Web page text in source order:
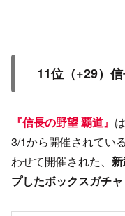
11位（+29）
『信長の野望 覇道』
3/1から開催されている
わせて開催された、
プしたボックスガチャ